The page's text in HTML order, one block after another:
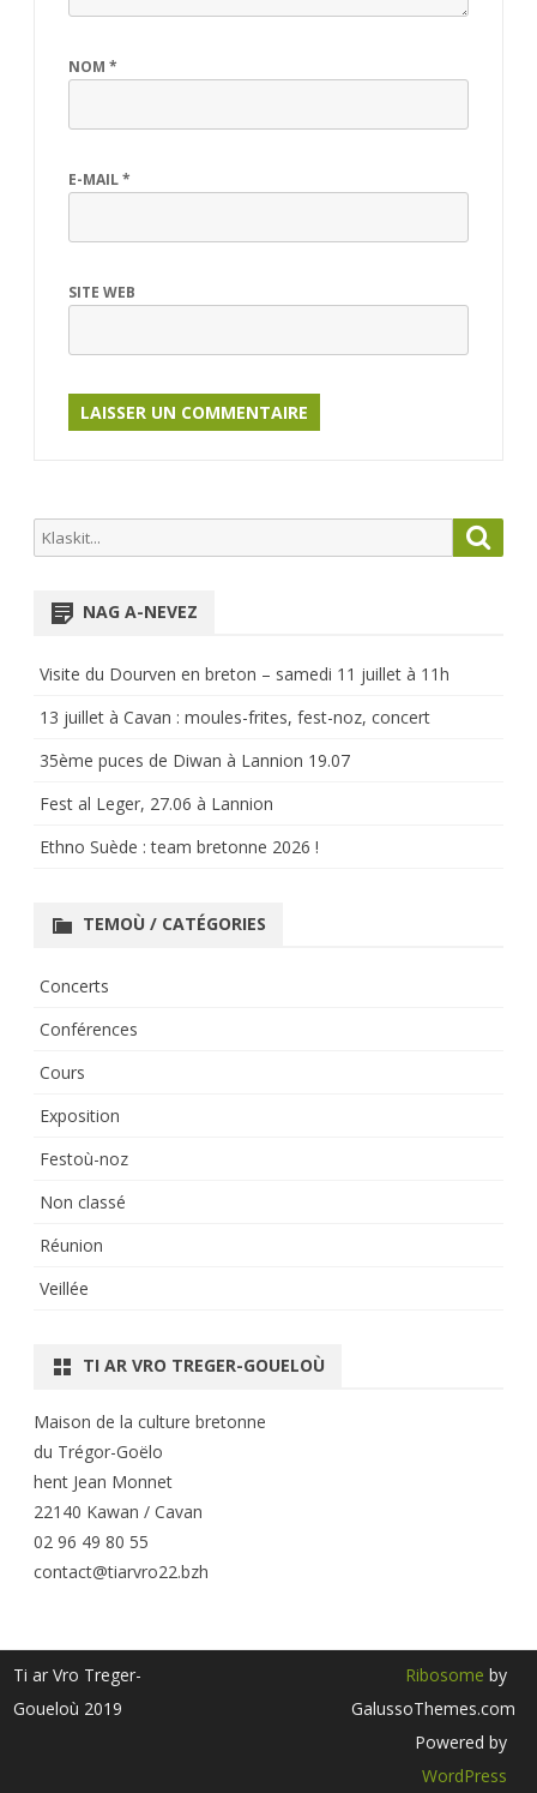
NOM *
E-MAIL*
SITE WEB
Search
for:
NAG A-NEVEZ
Visite du Dourven en breton – samedi 11 juillet à 11h
13 juillet à Cavan : moules-frites, fest-noz, concert
35ème puces de Diwan à Lannion 19.07
Fest al Leger, 27.06 à Lannion
Ethno Suède : team bretonne 2026 !
TEMOÙ / CATÉGORIES
Concerts
Conférences
Cours
Exposition
Festoù-noz
Non classé
Réunion
Veillée
TI AR VRO TREGER-GOUELOÙ
Maison de la culture bretonne
du Trégor-Goëlo
hent Jean Monnet
22140 Kawan / Cavan
02 96 49 80 55
contact@tiarvro22.bzh
Ti ar Vro Treger-
Goueloù 2019
Ribosome by
GalussoThemes.com
Powered by
WordPress